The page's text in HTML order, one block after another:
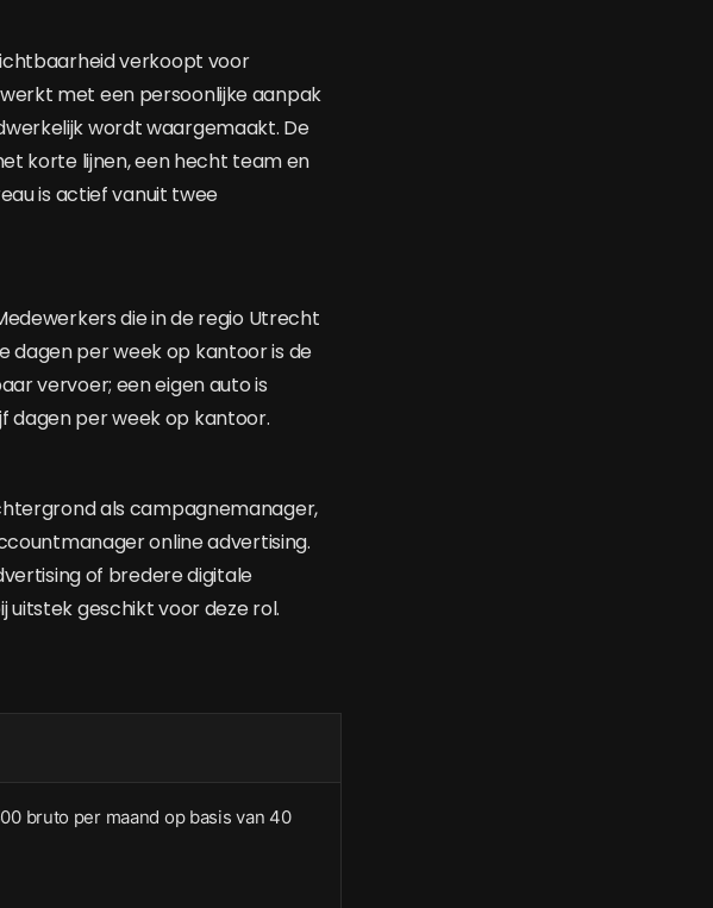
verkoopt voor
met een persoonlijke aanpak
wordt waargemaakt. De
korte lijnen, een hecht team en
is actief vanuit twee
die in de regio Utrecht
dagen per week op kantoor is de
vervoer; een eigen auto is
dagen per week op kantoor.
als campagnemanager,
online advertising.
of bredere digitale
geschikt voor deze rol.
bruto per maand op basis van 40